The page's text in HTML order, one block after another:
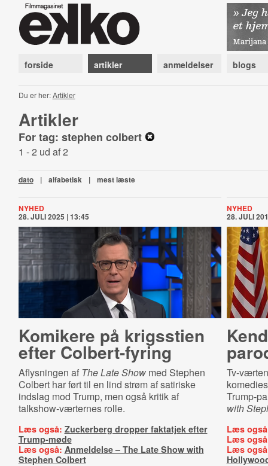
forside artikler anmeldelser blogs
Du er her:Artikler
Artikler
For tag: stephen colbert
1 - 2 ud af 2
dato | alfabetisk | mest læste
NYHED
28. JULI 2025 | 13:45
Komikere på krigsstien
efter Colbert-fyring
Aflysningen af The Late Show med Stephen
Colbert har ført til en lind strøm af satiriske
indslag mod Trump, men også kritik af
talkshow-værternes rolle.
Læs også: Zuckerberg dropper faktatjek efter
Trump-møde
Læs også: Anmeldelse – The Late Show with
Stephen Colbert
NYHED
28. JULI
Tv-
Trump-
with
Læs
Læs
Læs